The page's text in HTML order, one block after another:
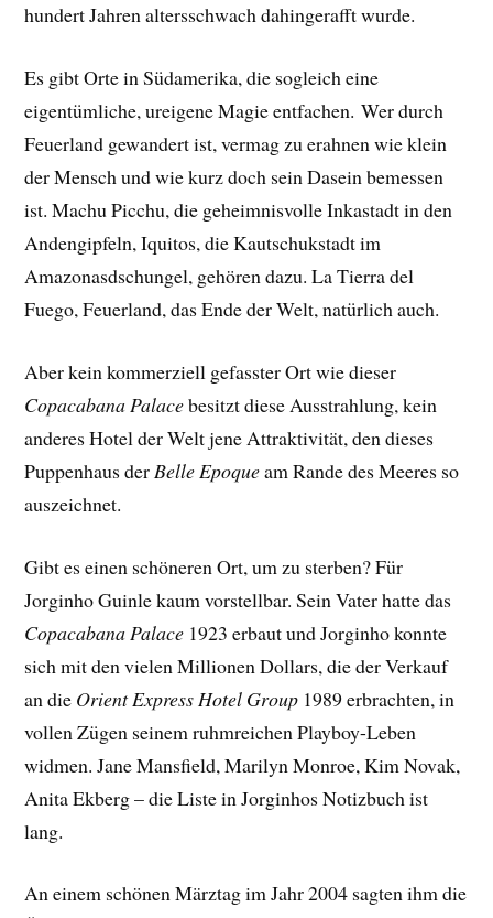
hundert Jahren altersschwach dahingerafft wurde.
Es gibt Orte in Südamerika, die sogleich eine
eigentümliche, ureigene Magie entfachen. Wer durch
Feuerland gewandert ist, vermag zu erahnen wie klein
der Mensch und wie kurz doch sein Dasein bemessen
ist. Machu Picchu, die geheimnisvolle Inkastadt in den
Andengipfeln, Iquitos, die Kautschukstadt im
Amazonasdschungel, gehören dazu. La Tierra del
Fuego, Feuerland, das Ende der Welt, natürlich auch.
Aber kein kommerziell gefasster Ort wie dieser
Copacabana Palacebesitzt diese Ausstrahlung, kein
anderes Hotel der Welt jene Attraktivität, den dieses
Puppenhaus der Belle Epoqueam Rande des Meeres so
auszeichnet.
Gibt es einen schöneren Ort, um zu sterben? Für
Jorginho Guinle kaum vorstellbar. Sein Vater hatte das
Copacabana Palace 1923 erbaut und Jorginho konnte
sich mit den vielen Millionen Dollars, die der Verkauf
an die Orient Express Hotel Group 1989 erbrachten, in
vollen Zügen seinem ruhmreichen Playboy-Leben
widmen. Jane Mansfield, Marilyn Monroe, Kim Novak,
Anita Ekberg – die Liste in Jorginhos Notizbuch ist
lang.
An einem schönen Märztag im Jahr 2004 sagten ihm die